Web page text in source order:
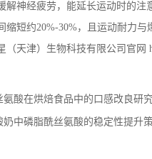
解神经疲劳，能延长运动时的
缩短约20%-30%，且运动耐力与
（天津）生物科技有限公司官网
氨酸在烘焙食品中的口感改良研
奶中磷脂酰丝氨酸的稳定性提升